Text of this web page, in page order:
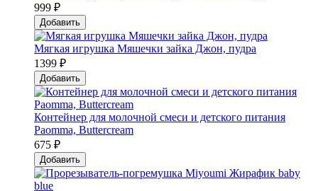
999 ₽
Добавить
Мягкая игрушка Мяшечки зайка Джон, пудра
1399 ₽
Добавить
Контейнер для молочной смеси и детского питания
Paomma, Buttercream
675 ₽
Добавить